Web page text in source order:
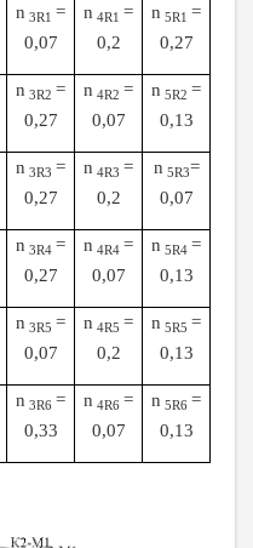
n 3R1 =
0,07
n 4R1 =
0,2
n 5R1 =
0,27
n 3R2 =
0,27
n 4R2 =
0,07
n 5R2 =
0,13
n 3R3 =
0,27
n 4R3 =
0,2
n 5R3=
0,07
n 3R4 =
0,27
n 4R4 =
0,07
n 5R4 =
0,13
n 3R5 =
0,07
n 4R5 =
0,2
n 5R5 =
0,13
n 3R6 =
0,33
n 4R6 =
0,07
n 5R6 =
0,13